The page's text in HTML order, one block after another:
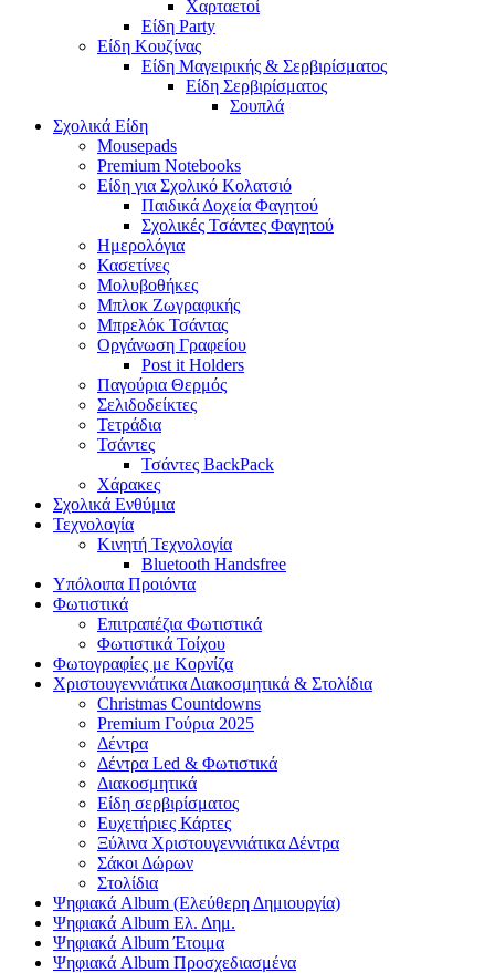
Χαρταετοί
Είδη Party
Είδη Κουζίνας
Είδη Μαγειρικής & Σερβιρίσματος
Είδη Σερβιρίσματος
Σουπλά
Σχολικά Είδη
Mousepads
Premium Notebooks
Είδη για Σχολικό Κολατσιό
Παιδικά Δοχεία Φαγητού
Σχολικές Τσάντες Φαγητού
Ημερολόγια
Κασετίνες
Μολυβοθήκες
Μπλοκ Ζωγραφικής
Μπρελόκ Τσάντας
Οργάνωση Γραφείου
Post it Holders
Παγούρια Θερμός
Σελιδοδείκτες
Τετράδια
Τσάντες
Τσάντες BackPack
Χάρακες
Σχολικά Ενθύμια
Τεχνολογία
Κινητή Τεχνολογία
Bluetooth Handsfree
Υπόλοιπα Προιόντα
Φωτιστικά
Επιτραπέζια Φωτιστικά
Φωτιστικά Τοίχου
Φωτογραφίες με Κορνίζα
Χριστουγεννιάτικα Διακοσμητικά & Στολίδια
Christmas Countdowns
Premium Γούρια 2025
Δέντρα
Δέντρα Led & Φωτιστικά
Διακοσμητικά
Είδη σερβιρίσματος
Ευχετήριες Κάρτες
Ξύλινα Χριστουγεννιάτικα Δέντρα
Σάκοι Δώρων
Στολίδια
Ψηφιακά Album (Ελεύθερη Δημιουργία)
Ψηφιακά Album Ελ. Δημ.
Ψηφιακά Album Έτοιμα
Ψηφιακά Album Προσχεδιασμένα